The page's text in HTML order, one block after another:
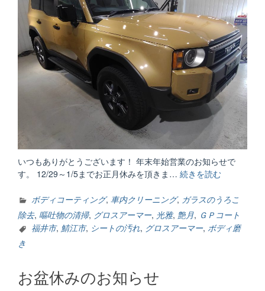
お
知
ら
せ”
いつもありがとうございます！ 年末年始営業のお知らせで
す。 12/29～1/5までお正月休みを頂きま… 続きを読む
年
始
の
営
ボディコーティング, 車内クリーニング, ガラスのうろこ
除去, 嘔吐物の清掃, グロスアーマー, 光雅, 艶月, ＧＰコート
福井市, 鯖江市, シートの汚れ, グロスアーマー, ボディ磨
き
お盆休みのお知らせ